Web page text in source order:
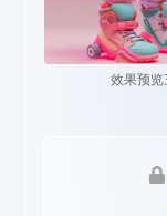
效果预览